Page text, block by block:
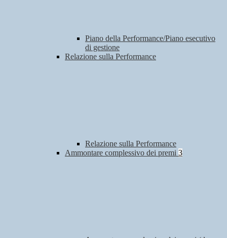
Piano della Performance/Piano esecutivo
di gestione
Relazione sulla Performance
Relazione sulla Performance
Ammontare complessivo dei premi 3